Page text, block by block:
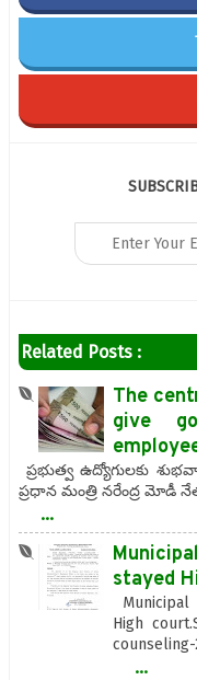
Related Posts :
The
give
ప్రభుత్వ ఉద్యోగులకు
ప్రధాన మంత్రి నరేంద్ర మోడీ
...
stayed
High
counseling-
...